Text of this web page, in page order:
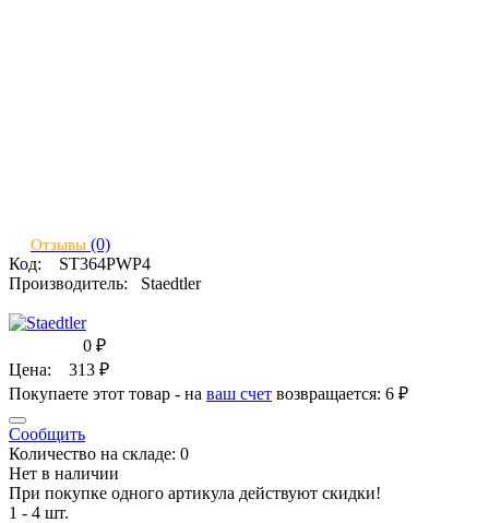
Отзывы (0)
Код: ST364PWP4
Производитель: Staedtler
0 ₽
Цена: 313 ₽
Покупаете этот товар - на ваш счет возвращается: 6 ₽
Сообщить
Количество на складе: 0
Нет в наличии
При покупке одного артикула действуют скидки!
1 - 4 шт.